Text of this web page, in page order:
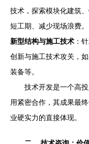
技术，探索模块化建筑
短工期、减少现场浪费。
新型结构与施工技术 ：
创新与施工技术攻关，
装备等。
技术开发是一个高
用紧密合作，其成果最
业硬实力的直接体现。